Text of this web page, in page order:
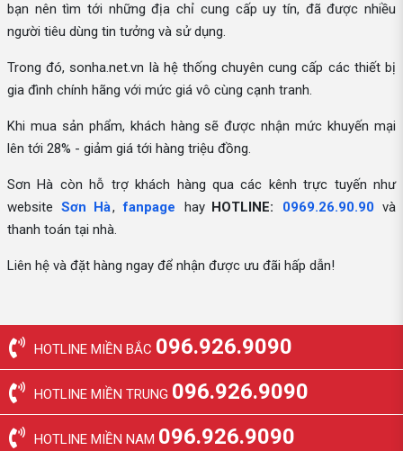
bạn nên tìm tới những địa chỉ cung cấp uy tín, đã được nhiều
người tiêu dùng tin tưởng và sử dụng.
Trong đó, sonha.net.vn là hệ thống chuyên cung cấp các thiết bị
gia đình chính hãng với mức giá vô cùng cạnh tranh.
Khi mua sản phẩm, khách hàng sẽ được nhận mức khuyến mại
lên tới 28% - giảm giá tới hàng triệu đồng.
Sơn Hà còn hỗ trợ khách hàng qua các kênh trực tuyến như
website Sơn Hà, fanpage hay HOTLINE: 0969.26.90.90 và
thanh toán tại nhà.
Liên hệ và đặt hàng ngay để nhận được ưu đãi hấp dẫn!
HOTLINE MIỀN BẮC 096.926.9090
HOTLINE MIỀN TRUNG 096.926.9090
HOTLINE MIỀN NAM 096.926.9090